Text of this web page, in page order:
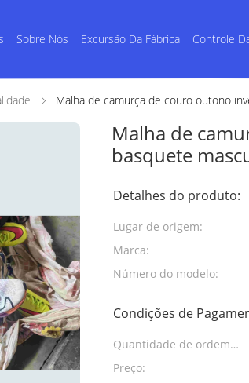
Sobre Nós Excursão Da Fábrica Controle
Malha de camurça de couro outono
Malha de
basquete
Detalhes do produto:
Lugar de origem:
Marca:
Número do modelo:
Condições de
Quantidade de ordem
mínima:
Preço: